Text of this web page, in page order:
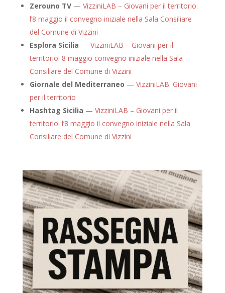
Zerouno TV— VizziniLAB – Giovani per il territorio:
l’8 maggio il convegno iniziale nella Sala Consiliare
del Comune di Vizzini
Esplora Sicilia — VizziniLAB – Giovani per il
territorio: 8 maggio convegno iniziale nella Sala
Consiliare del Comune di Vizzini
Giornale del Mediterraneo — VizziniLAB. Giovani
per il territorio
Hashtag Sicilia — VizziniLAB – Giovani per il
territorio: l’8 maggio il convegno iniziale nella Sala
Consiliare del Comune di Vizzini